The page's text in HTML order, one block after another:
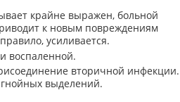
крайне выражен, больной
к новым повреждениям
усиливается.
воспаленной.
вторичной инфекции.
выделений.